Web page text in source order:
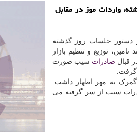
واردات موز در مقابل
دستور جلسات روز گذشته
توزیع و تنظیم بازار
قبال صادرات سیب صورت
گرفت.
گمرک به مهر اظهار داشت:
سیب از سر گرفته می